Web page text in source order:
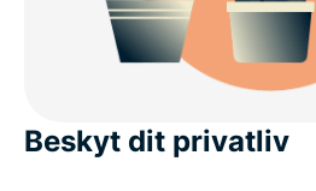
Beskyt dit privatliv